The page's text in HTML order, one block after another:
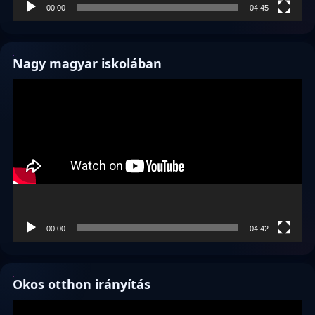
00:00 04:45
Nagy magyar iskolában
00:00 04:42
Okos otthon irányítás